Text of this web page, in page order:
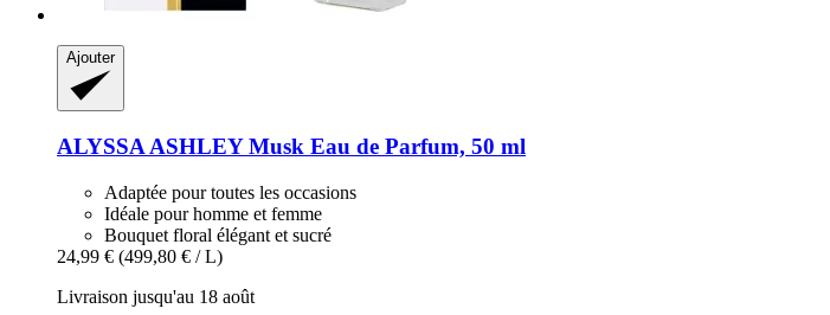
Ajouter
ALYSSA ASHLEYMusk Eau de Parfum, 50 ml
Adaptée pour toutes les occasions
Idéale pour homme et femme
Bouquet floral élégant et sucré
24,99 € (499,80 € / L)
Livraison jusqu'au 18 août